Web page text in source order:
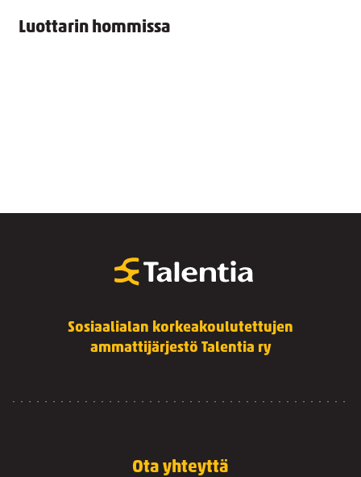
Luottarin hommissa
Sosiaalialan korkeakoulutettujen
ammattijärjestö Talentia ry
Ota yhteyttä